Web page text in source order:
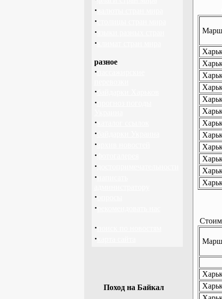
·
·
·
·
разное
·
·
·
·
·
·
·
·
·
·
·
·
·
Поход на Байкал